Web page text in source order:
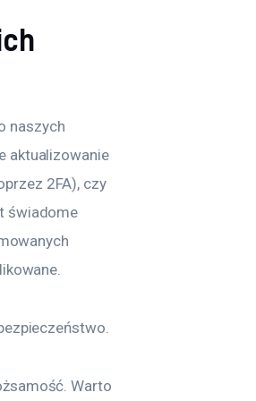
naszych
aktualizowanie
2FA), czy
świadome
Warto